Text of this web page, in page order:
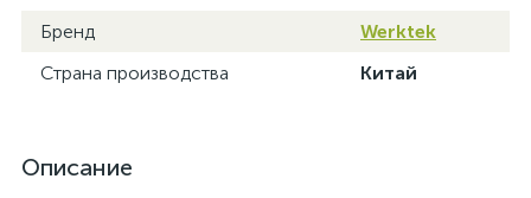
Бренд
Werktek
Страна производства
Китай
Описание